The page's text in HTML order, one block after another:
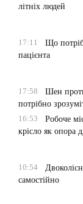
літніх людей
17:11
Що
пацієнта
17:58
Шен
потрібно
16:53
Робоче
крісло як опора
10:54
самостійно